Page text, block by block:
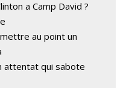
a Camp David ?
au point un
attentat qui sabote